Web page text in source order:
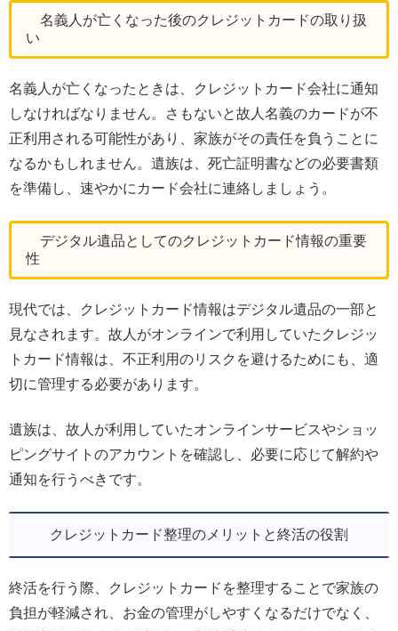
名義人が亡くなった後のクレジットカードの取り扱
い
名義人が亡くなったときは、クレジットカード会社に通知
しなければなりません。さもないと故人名義のカードが不
正利用される可能性があり、家族がその責任を負うことに
なるかもしれません。遺族は、死亡証明書などの必要書類
を準備し、速やかにカード会社に連絡しましょう。
デジタル遺品としてのクレジットカード情報の重要
性
現代では、クレジットカード情報はデジタル遺品の一部と
見なされます。故人がオンラインで利用していたクレジッ
トカード情報は、不正利用のリスクを避けるためにも、適
切に管理する必要があります。
遺族は、故人が利用していたオンラインサービスやショッ
ピングサイトのアカウントを確認し、必要に応じて解約や
通知を行うべきです。
クレジットカード整理のメリットと終活の役割
終活を行う際、クレジットカードを整理することで家族の
負担が軽減され、お金の管理がしやすくなるだけでなく、